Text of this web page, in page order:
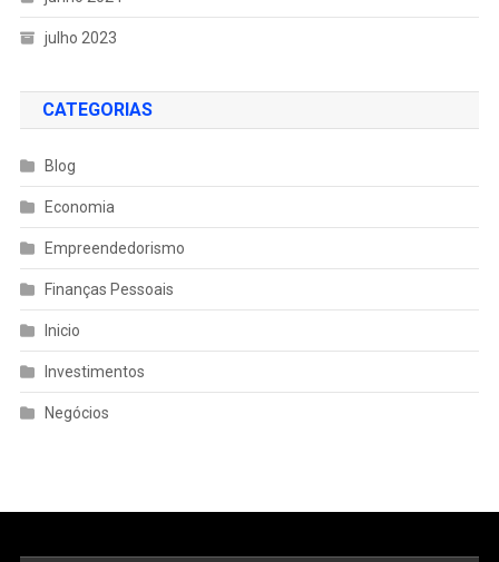
julho 2023
CATEGORIAS
Blog
Economia
Empreendedorismo
Finanças Pessoais
Inicio
Investimentos
Negócios